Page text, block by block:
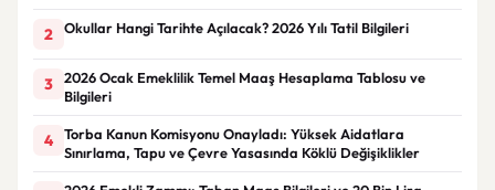
2 Okullar Hangi Tarihte Açılacak? 2026 Yılı Tatil Bilgileri
3
2026 Ocak Emeklilik Temel Maaş Hesaplama Tablosu ve
Bilgileri
4
Torba Kanun Komisyonu Onayladı: Yüksek Aidatlara
Sınırlama, Tapu ve Çevre Yasasında Köklü Değişiklikler